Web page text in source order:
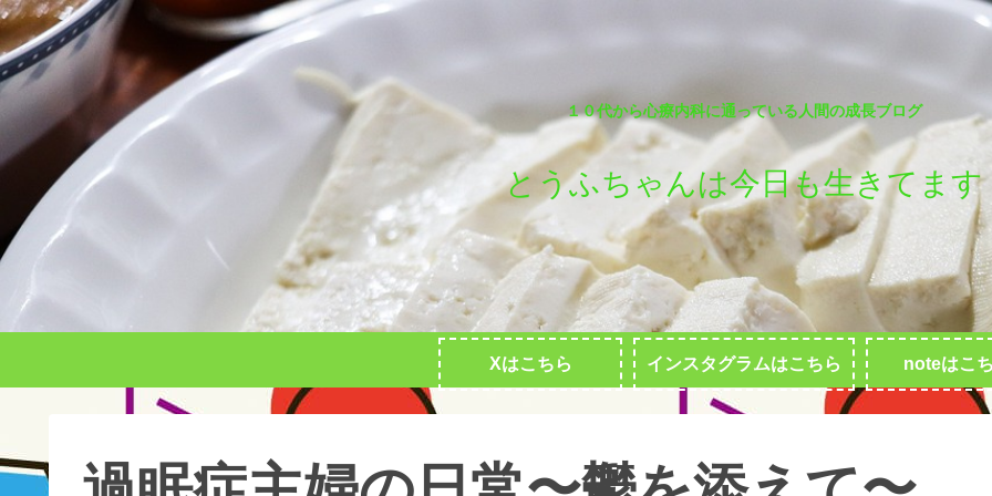
１０代から心療内科に通っている人間の成長ブログ
とうふちゃんは今日も生きてます
Xはこちら インスタグラムはこちら noteはこ